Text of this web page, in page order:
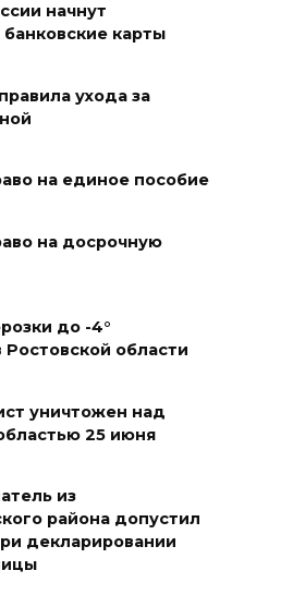
донские
культуры
кювет:
районе
в Левенцовке
14:21
13:56
начнут
карты
ухода за
на единое пособие
на досрочную
до -4°
области
уничтожен над
25 июня
из
района допустил
декларировании